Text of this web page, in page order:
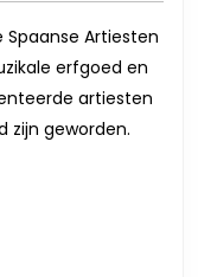
Spaanse Artiesten
erfgoed en
artiesten
zijn geworden.